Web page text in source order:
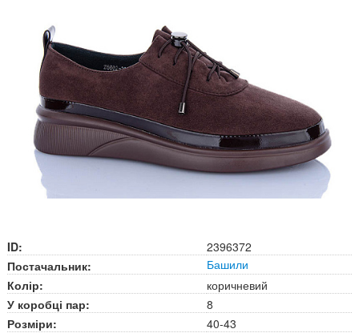
ID:
2396372
Постачальник:
Башили
Колір:
коричневий
У коробці пар:
8
Розміри:
40-43